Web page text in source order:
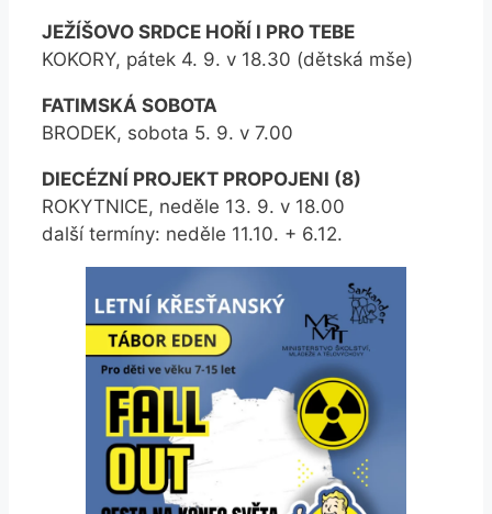
JEŽÍŠOVO SRDCE HOŘÍ I PRO TEBE
KOKORY, pátek 4. 9. v 18.30 (dětská mše)
FATIMSKÁ SOBOTA
BRODEK, sobota 5. 9. v 7.00
DIECÉZNÍ PROJEKT PROPOJENI (8)
ROKYTNICE, neděle 13. 9. v 18.00
další termíny: neděle 11.10. + 6.12.